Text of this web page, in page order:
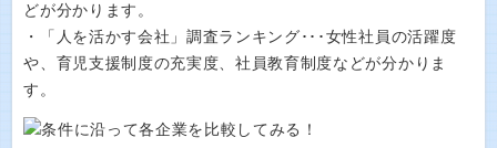
どが分かります。
・「人を活かす会社」調査ランキング･･･女性社員の活躍度
や、育児支援制度の充実度、社員教育制度などが分かりま
す。